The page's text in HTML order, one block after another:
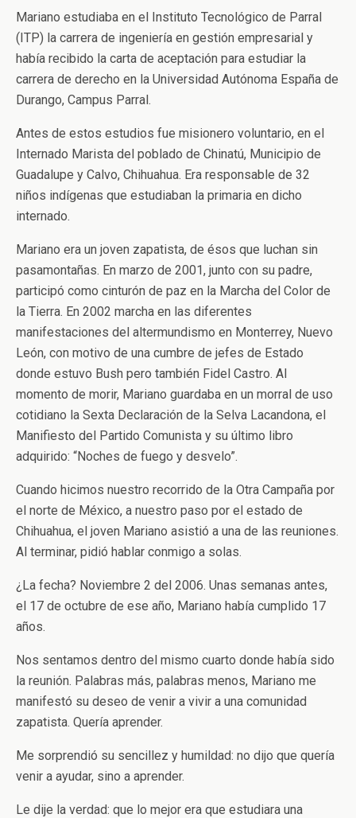
Mariano estudiaba en el Instituto Tecnológico de Parral
(ITP) la carrera de ingeniería en gestión empresarial y
había recibido la carta de aceptación para estudiar la
carrera de derecho en la Universidad Autónoma España de
Durango, Campus Parral.
Antes de estos estudios fue misionero voluntario, en el
Internado Marista del poblado de Chinatú, Municipio de
Guadalupe y Calvo, Chihuahua. Era responsable de 32
niños indígenas que estudiaban la primaria en dicho
internado.
Mariano era un joven zapatista, de ésos que luchan sin
pasamontañas. En marzo de 2001, junto con su padre,
participó como cinturón de paz en la Marcha del Color de
la Tierra. En 2002 marcha en las diferentes
manifestaciones del altermundismo en Monterrey, Nuevo
León, con motivo de una cumbre de jefes de Estado
donde estuvo Bush pero también Fidel Castro. Al
momento de morir, Mariano guardaba en un morral de uso
cotidiano la Sexta Declaración de la Selva Lacandona, el
Manifiesto del Partido Comunista y su último libro
adquirido: “Noches de fuego y desvelo”.
Cuando hicimos nuestro recorrido de la Otra Campaña por
el norte de México, a nuestro paso por el estado de
Chihuahua, el joven Mariano asistió a una de las reuniones.
Al terminar, pidió hablar conmigo a solas.
¿La fecha? Noviembre 2 del 2006. Unas semanas antes,
el 17 de octubre de ese año, Mariano había cumplido 17
años.
Nos sentamos dentro del mismo cuarto donde había sido
la reunión. Palabras más, palabras menos, Mariano me
manifestó su deseo de venir a vivir a una comunidad
zapatista. Quería aprender.
Me sorprendió su sencillez y humildad: no dijo que quería
venir a ayudar, sino a aprender.
Le dije la verdad: que lo mejor era que estudiara una